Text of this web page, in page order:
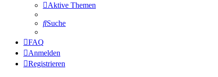
Aktive Themen
Suche
FAQ
Anmelden
Registrieren